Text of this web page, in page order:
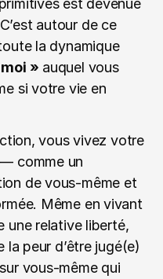
est devenue
autour de ce
la dynamique
» auquel vous
si votre vie en
vous vivez votre
comme un
de vous-même et
Même en vivant
une relative liberté,
la peur d’être jugé(e)
vous-même qui